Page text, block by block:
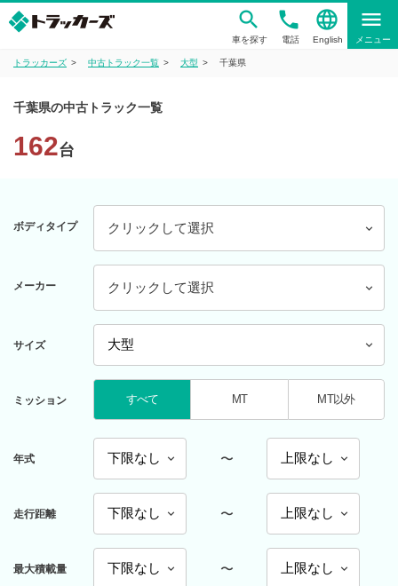
車を探す
phone
電話
language
English
menu
メニュー
トラッカーズ 中古トラック一覧 大型 千葉県
千葉県の中古トラック一覧
162台
ボディタイプ クリックして選択
メーカー クリックして選択
サイズ
ミッション すべて MT MT以外
年式 〜
走行距離 〜
最大積載量 〜